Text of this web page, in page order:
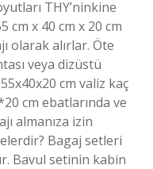
THY’ninkine
cm x 40 cm x 20 cm
olarak alırlar. Öte
veya dizüstü
cm valiz kaç
cm ebatlarında ve
almanıza izin
Bagaj setleri
Bavul setinin kabin